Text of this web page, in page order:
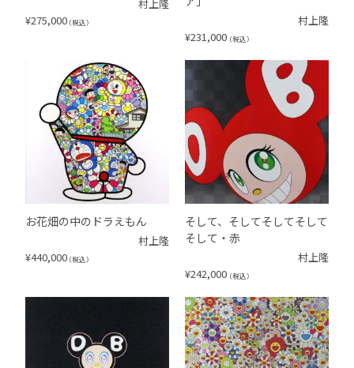
村上隆
¥275,000 （税込）
村上隆
¥231,000 （税込）
お花畑の中のドラえもん
村上隆
¥440,000 （税込）
そして、そしてそしてそして
そして・赤
村上隆
¥242,000 （税込）